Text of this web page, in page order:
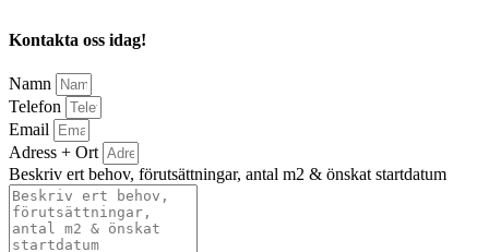
Kontakta oss idag!
Namn
Telefon
Email
Adress + Ort
Beskriv ert behov, förutsättningar, antal m2 & önskat startdatum